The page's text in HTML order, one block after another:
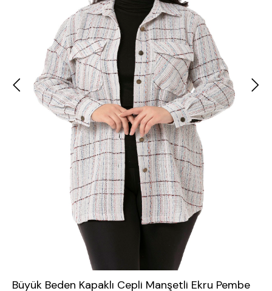
Büyük Beden Kapaklı Cepli Manşetli Ekru Pembe